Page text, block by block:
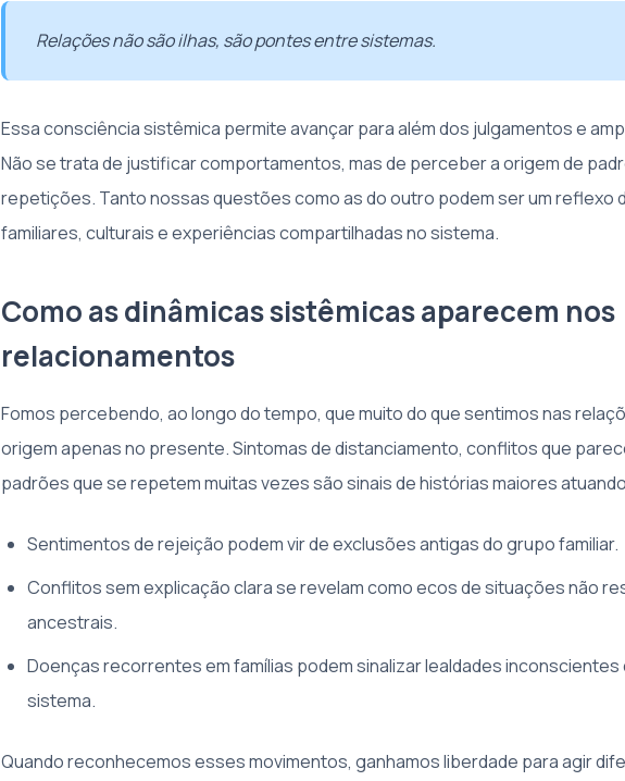
Relações não são ilhas, são pontes entre sistemas.
Essa consciência sistêmica permite avançar para além dos julgamentos e
Não se trata de justificar comportamentos, mas de perceber a origem de
repetições. Tanto nossas questões como as do outro podem ser um reflexo
familiares, culturais e experiências compartilhadas no sistema.
Como as dinâmicas sistêmicas aparecem nos
relacionamentos
Fomos percebendo, ao longo do tempo, que muito do que sentimos nas
origem apenas no presente. Sintomas de distanciamento, conflitos que
padrões que se repetem muitas vezes são sinais de histórias maiores
Sentimentos de rejeição podem vir de exclusões antigas do grupo familiar.
Conflitos sem explicação clara se revelam como ecos de situações não
ancestrais.
Doenças recorrentes em famílias podem sinalizar lealdades
sistema.
Quando reconhecemos esses movimentos, ganhamos liberdade para agir